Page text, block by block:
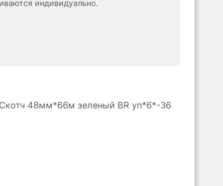
индивидуально.
Скотч 48мм*66м зеленый BR уп*6*-36